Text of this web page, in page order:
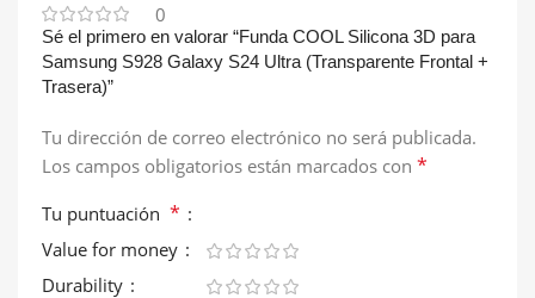
0
Sé el primero en valorar “Funda COOL Silicona 3D para
Samsung S928 Galaxy S24 Ultra (Transparente Frontal +
Trasera)”
Tu dirección de correo electrónico no será publicada.
Los campos obligatorios están marcados con *
Tu puntuación *
Value for money
Durability